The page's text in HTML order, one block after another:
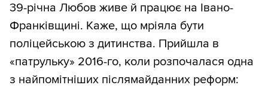
39-річна Любов живе й працює на Івано-
Франківщині. Каже, що мріяла бути
поліцейською з дитинства. Прийшла в
«патрульку» 2016-го, коли розпочалася одна
з найпомітніших післямайданних реформ: